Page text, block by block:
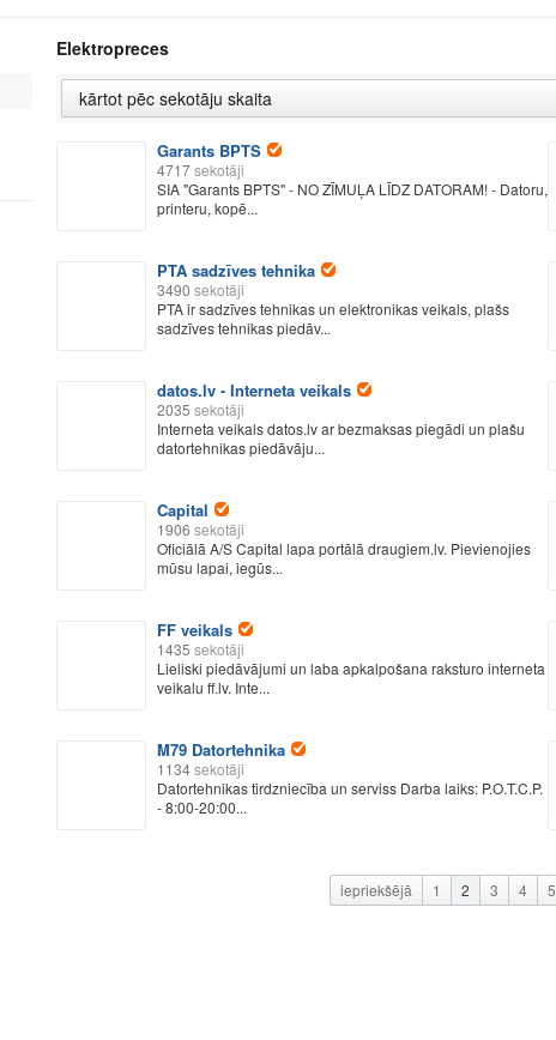
Elektropreces
Garants BPTS
4717sekotāji
SIA "Garants BPTS" - NO ZĪMUĻA LĪDZ DATORAM! - Datoru,
printeru, kopē...
PTA sadzīves tehnika
3490 sekotāji
PTA ir sadzīves tehnikas un elektronikas veikals, plašs
sadzīves tehnikas piedāv...
datos.lv - Interneta veikals
2035 sekotāji
Interneta veikals datos.lv ar bezmaksas piegādi un plašu
datortehnikas piedāvāju...
Capital
1906 sekotāji
Oficiālā A/S Capital lapa portālā draugiem.lv. Pievienojies
mūsu lapai, iegūs...
FF veikals
1435 sekotāji
Lieliski piedāvājumi un laba apkalpošana raksturo interneta
veikalu ff.lv. Inte...
M79 Datortehnika
1134sekotāji
Datortehnikas tirdzniecība un serviss Darba laiks: P.O.T.C.P.
- 8:00-20:00...
iepriekšējā 1 2 3 4 5